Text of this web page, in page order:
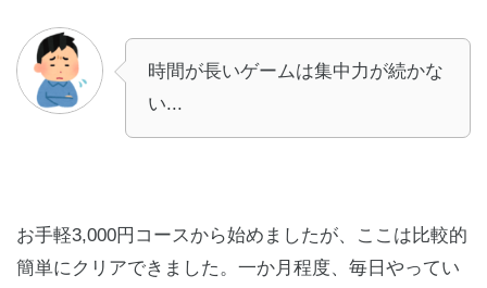
時間が長いゲームは集中力が続かな
い...
お手軽3,000円コースから始めましたが、ここは比較的
簡単にクリアできました。一か月程度、毎日やってい